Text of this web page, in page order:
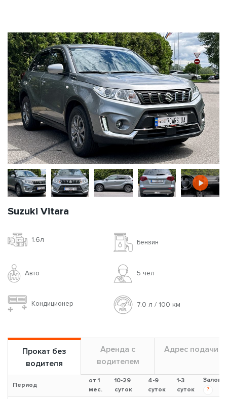
Suzuki Vitara
1.6л Бензин
Авто 5 чел
Кондиционер 7.0 л / 100 км
Прокат без
водителя
Аренда с
водителем
Адрес подачи
Период
от 1
мес.
10-29
суток
4-9
суток
1-3
суток
Залог
?